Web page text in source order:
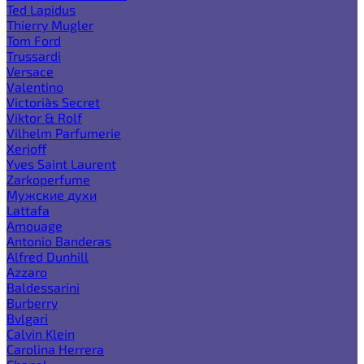
Ted Lapidus
Thierry Mugler
Tom Ford
Trussardi
Versace
Valentino
Victoria`s Secret
Viktor & Rolf
Vilhelm Parfumerie
Xerjoff
Yves Saint Laurent
Zarkoperfume
Мужские духи
Lattafa
Amouage
Antonio Banderas
Alfred Dunhill
Azzaro
Baldessarini
Burberry
Bvlgari
Calvin Klein
Carolina Herrera